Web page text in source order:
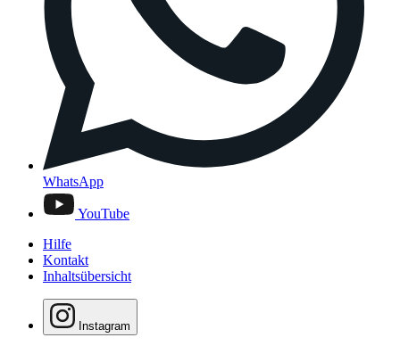
WhatsApp
YouTube
Hilfe
Kontakt
Inhaltsübersicht
Instagram